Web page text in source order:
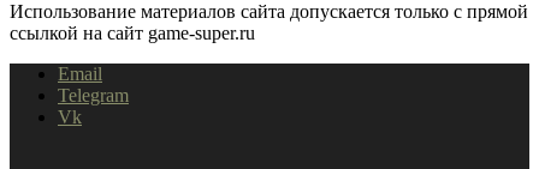
Использование материалов сайта допускается только с прямой
ссылкой на сайт game-super.ru
Email
Telegram
Vk